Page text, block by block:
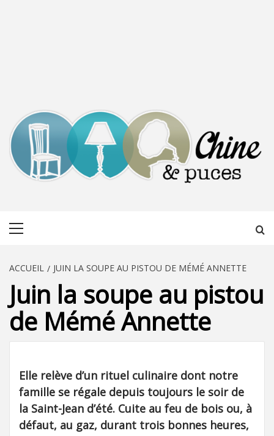
ACCUEIL JUIN LA SOUPE AU PISTOU DE MÉMÉ ANNETTE
Juin la soupe au pistou
de Mémé Annette
Elle relève d’un rituel culinaire dont notre
famille se régale depuis toujours le soir de
la Saint-Jean d’été. Cuite au feu de bois ou, à
défaut, au gaz, durant trois bonnes heures,